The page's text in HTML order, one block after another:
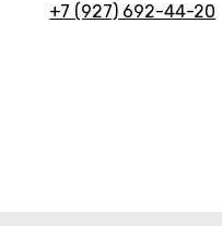
+7 (927) 692-44-20